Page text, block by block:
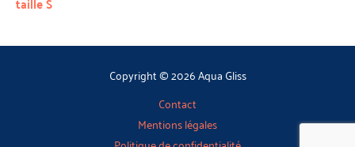
Copyright © 2026 Aqua Gliss
Contact
Mentions légales